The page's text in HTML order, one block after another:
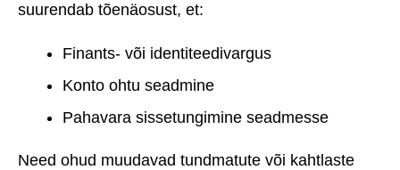
suurendab tõenäosust, et:
Finants- või identiteedivargus
Konto ohtu seadmine
Pahavara sissetungimine seadmesse
Need ohud muudavad tundmatute või kahtlaste